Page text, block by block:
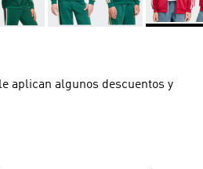
aplican algunos descuentos y